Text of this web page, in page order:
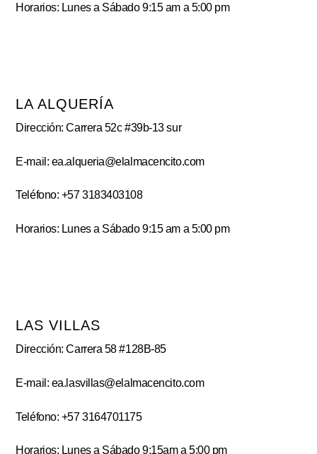
Horarios: Lunes a Sábado 9:15 am a 5:00 pm
LA ALQUERÍA
Dirección: Carrera 52c #39b-13 sur
E-mail: ea.alqueria@elalmacencito.com
Teléfono: +57 3183403108
Horarios: Lunes a Sábado 9:15 am a 5:00 pm
LAS VILLAS
Dirección: Carrera 58 #128B-85
E-mail: ea.lasvillas@elalmacencito.com
Teléfono: +57 3164701175
Horarios: Lunes a Sábado 9:15am a 5:00 pm